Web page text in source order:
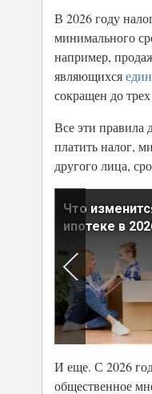
В 2026 году
минимального
например,
являющихся
сокращен до трех
Все эти правила
платить налог,
другого лица,
Что
ипотеке в
И еще. С 2026
общественное